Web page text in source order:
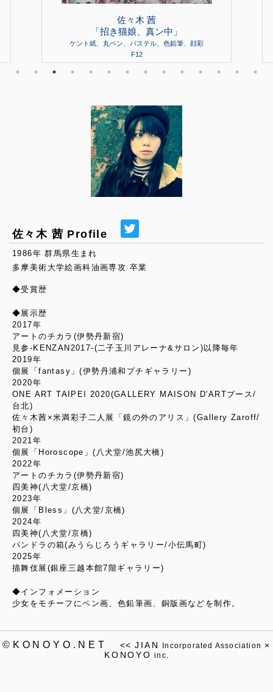
佐々木 茜
「招き猫娘、真ン中」
ケント紙、丸ペン、パステル、色鉛筆、顔彩
F12
佐々木 茜 Profile
1986年 群馬県生まれ
多摩美術大学絵画科油画専攻 卒業
◆受賞歴
◆展示歴
2017年
アートのチカラ(伊勢丹新宿)
見参-KENZAN2017-(二子玉川アレーナ&サロン)以降毎年
2019年
個展「fantasy」(伊勢丹浦和プチギャラリー)
2020年
ONE ART TAIPEI 2020(GALLERY MAISON D'ARTブース/
台北)
佐々木茜×米満彩子二人展「鏡の外のアリス」(Gallery Zaroff/
初台)
2021年
個展「Horoscope」(八犬堂/池尻大橋)
2022年
アートのチカラ(伊勢丹新宿)
四美神(八犬堂/京橋)
2023年
個展「Bless」(八犬堂/京橋)
2024年
四美神(八犬堂/京橋)
パンドラの箱(みうらじろうギャラリー/小伝馬町)
2025年
描舞伎展(銀座三越本館7階ギャラリー)
◆インフォメーション
少女をモチーフにペン画、色鉛筆画、銅版画などを制作。
©KONOYO.NET << JIAN Incorporated Association ×
KONOYO inc.